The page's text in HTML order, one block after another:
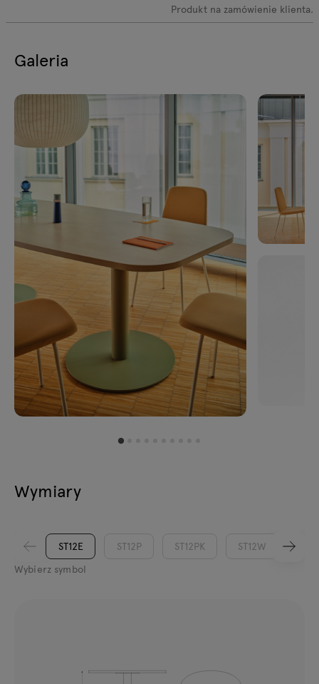
Produkt na zamówienie klienta.
Galeria
Wymiary
ST12E ST12P ST12PK ST12W
Wybierz symbol